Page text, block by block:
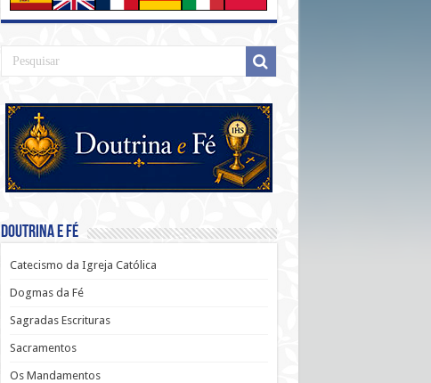
Doutrina e Fé
Catecismo da Igreja Católica
Dogmas da Fé
Sagradas Escrituras
Sacramentos
Os Mandamentos